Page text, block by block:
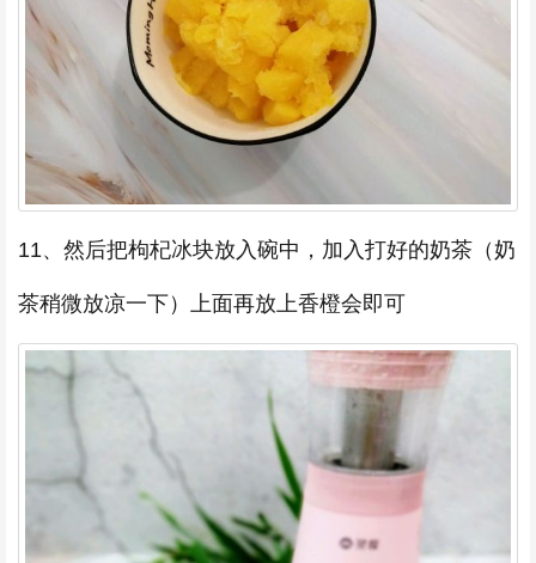
11、然后把枸杞冰块放入碗中，加入打好的奶茶（奶
茶稍微放凉一下）上面再放上香橙会即可